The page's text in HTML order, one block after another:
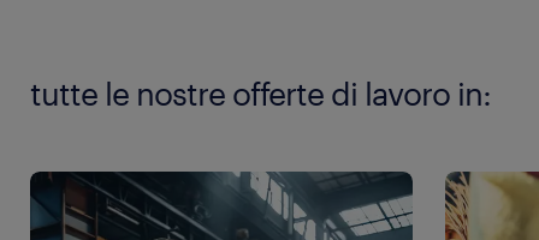
tutte le nostre offerte di lavoro in: